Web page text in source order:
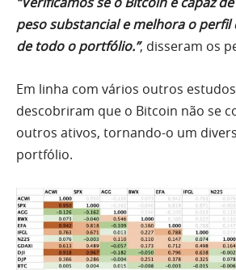
peso substancial e melhora o
de todo o portfólio.”, disseram os
Em linha com vários outros
descobriram que o Bitcoin não se
outros ativos, tornando-o um
portfólio.